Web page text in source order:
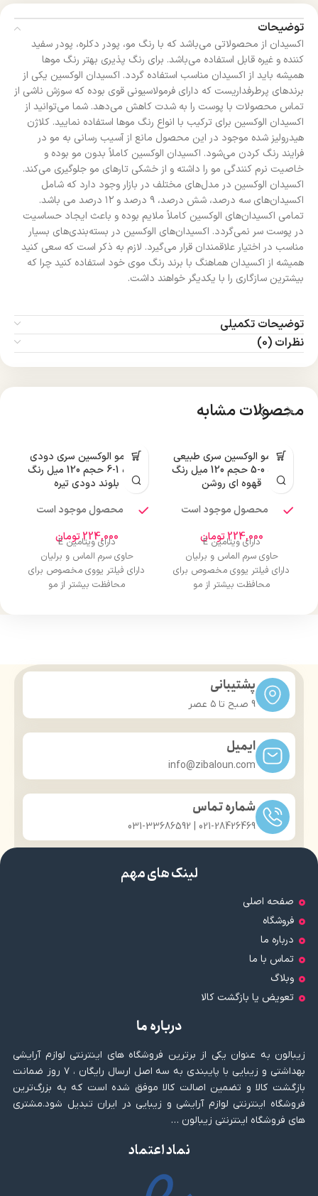
توضیحات
اکسیدان از محصولاتی می‌باشد که با رنگ مو، پودر دکلره، پودر سفید
کننده و غیره قابل استفاده می‌باشد. برای رنگ پذیری بهتر رنگ موها
همیشه باید از اکسیدان مناسب استفاده گردد. اکسیدان الوکسین یکی از
برندهای پرطرفداریست که دارای فرمولاسیونی قوی بوده که سوزش ناشی از
تماس محصولات با پوست را به شدت کاهش می‌دهد. شما می‌توانید از
اکسیدان الوکسین برای ترکیب با انواع رنگ موها استفاده نمایید. کلاژن
هیدرولیز شده موجود در این محصول مانع از آسیب رسانی به مو در
فرایند رنگ کردن می‌شود. اکسیدان الوکسین کاملاً بدون مو بوده و
خاصیت نرم کنندگی مو را داشته و از خشکی تارهای مو جلوگیری می‌کند.
اکسیدان‌ الوکسین در مدل‌های مختلف در بازار وجود دارد که شامل
اکسیدان‌های سه درصد، شش درصد، ۹ درصد و ۱۲ درصد می باشد.
تمامی اکسیدان‌های الوکسین کاملاً ملایم بوده و باعث ایجاد حساسیت
در پوست سر نمی‌گردد. اکسیدان‌های الوکسین در بسته‌بندی‌های بسیار
مناسب در اختیار علاقمندان قرار می‌گیرد. لازم به ذکر است که سعی کنید
همیشه از اکسیدان هماهنگ با برند رنگ موی خود استفاده کنید چرا که
بیشترین سازگاری را با یکدیگر خواهند داشت.
توضیحات تکمیلی
نظرات (0)
محصولات مشابه
رنگ مو الوکسین سری طبیعی
شماره 0-5 حجم 120 میل رنگ
قهوه ای روشن
محصول موجود است
224,000تومان
دارای ویتامین E
حاوی سرم الماس و برلیان
دارای فیلتر یووی مخصوص برای
محافظت بیشتر از مو
رنگ مو الوکسین سری دودی
شماره 1-6 حجم 120 میل رنگ
بلوند دودی تیره
محصول موجود است
224,000تومان
دارای ویتامین E
حاوی سرم الماس و برلیان
دارای فیلتر یووی مخصوص برای
محافظت بیشتر از مو
پشتیبانی
9 صبح تا ۵ عصر
ایمیل
info@zibaloun.com
شماره تماس
021-28426469 | 031-33686592
لینک های مهم
صفحه اصلی
فروشگاه
درباره ما
تماس با ما
وبلاگ
تعویض یا بازگشت کالا
درباره ما
زیبالون به عنوان یکی از برترین فروشگاه های اینترنتی لوازم آرایشی
بهداشتی و زیبایی با پایبندی به سه اصل ارسال رایگان ، ۷ روز ضمانت
بازگشت کالا و تضمین اصالت کالا موفق شده است که به بزرگ‌ترین
فروشگاه اینترنتی لوازم آرایشی و زیبایی در ایران تبدیل شود.مشتری
های فروشگاه اینترنتی زیبالون …
نماد اعتماد